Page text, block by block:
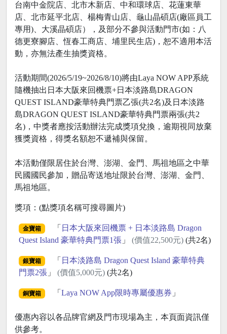
台南中金院店、北市木新店、中和環球店、花蓮東華
店、北市延平北店、楊梅青山店、龜山晶碩店(廠區員工
專用)、大溪晶碩店），及部分不參與活動門市(如：八
德更寮腳店、恆春工商店、埔里民生店)，恕不適用本活
動，亦無法產生抽獎資格。
活動期間(2026/5/19~2026/8/10)將由Laya NOW APP系統
隨機抽出日本大阪來回機票+日本淡路島DRAGON
QUEST ISLAND豪華特典門票乙張(共2名)及日本淡路
島DRAGON QUEST ISLAND豪華特典門票兩張(共2
名)，中獎者應按活動辦法完成獎項兌換，逾期視同放棄
獲獎資格，得獎名額恕不遞補與保留。
本活動僅限居住於台灣、澎湖、金門、馬祖地區之中華
民國國民參加，贈品寄送地址限於台灣、澎湖、金門、
馬祖地區。
獎項：(點獎項名稱可搜尋圖片)
金寶箱 「 日本大阪來回機票 + 日本淡路島 Dragon
Quest Island 豪華特典門票1張 」 (價值22,500元) (共2名)
銀寶箱 「 日本淡路島 Dragon Quest Island 豪華特典
門票2張 」 (價值5,000元) (共2名)
銅寶箱 「 Laya NOW App限時專屬優惠券 」
優惠內容以各品牌官網及門市現場為主，本頁面資訊僅
供參考。